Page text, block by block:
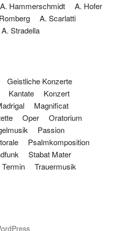
A. Hammerschmidt
A. Hofer
A. Scarlatti
A. Stradella
Geistliche Konzerte
Kantate
Konzert
Magnificat
Oper
Oratorium
Passion
Psalmkomposition
Stabat Mater
Termin
Trauermusik